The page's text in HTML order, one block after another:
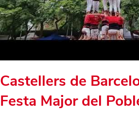
Castellers de
Festa Major del